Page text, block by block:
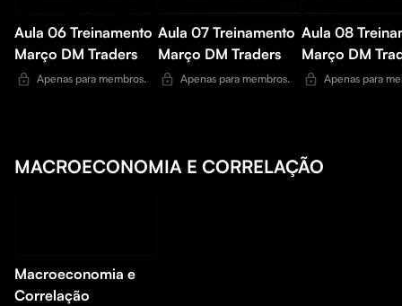
Aula 06 Treinamento
Março DM Traders
Apenas para membros.
Aula 07 Treinamento
Março DM Traders
Apenas para membros.
Aula 08
Março DM
Apenas para
MACROECONOMIA E CORRELAÇÃO
Macroeconomia e
Correlação